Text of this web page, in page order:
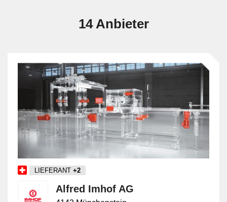
14 Anbieter
LIEFERANT +2
Alfred Imhof AG
genommen werden können. Ihre Fähigkeiten sind in vielen